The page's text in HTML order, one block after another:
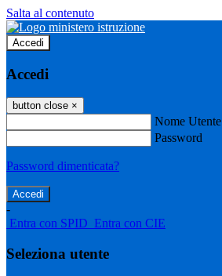
Salta al contenuto
Accedi
Accedi
button close ×
Nome Utente
Password
Password dimenticata?
-
Entra con SPID Entra con CIE
Seleziona utente